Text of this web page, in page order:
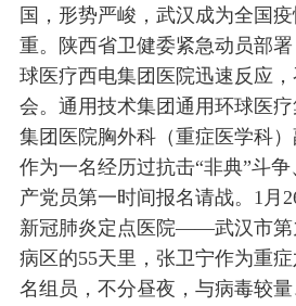
国，形势严峻，武汉成为全国
重。陕西省卫健委紧急动员部
球医疗西电集团医院迅速反应
会。通用技术集团通用环球医
集团医院胸外科（重症医学科
作为一名经历过抗击“非典”斗
产党员第一时间报名请战。1月
新冠肺炎定点医院——武汉市第
病区的55天里，张卫宁作为重
名组员，不分昼夜，与病毒较